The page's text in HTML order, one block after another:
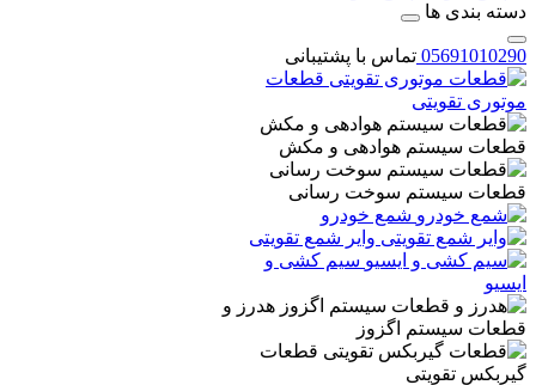
دسته بندی ها
05691010290 تماس با پشتیبانی
قطعات
موتوری تقویتی
قطعات سیستم هوادهی و مکش
قطعات سیستم سوخت رسانی
شمع خودرو
وایر شمع تقویتی
سیم کشی و
ایسیو
هدرز و
قطعات سیستم اگزوز
قطعات
گیربکس تقویتی